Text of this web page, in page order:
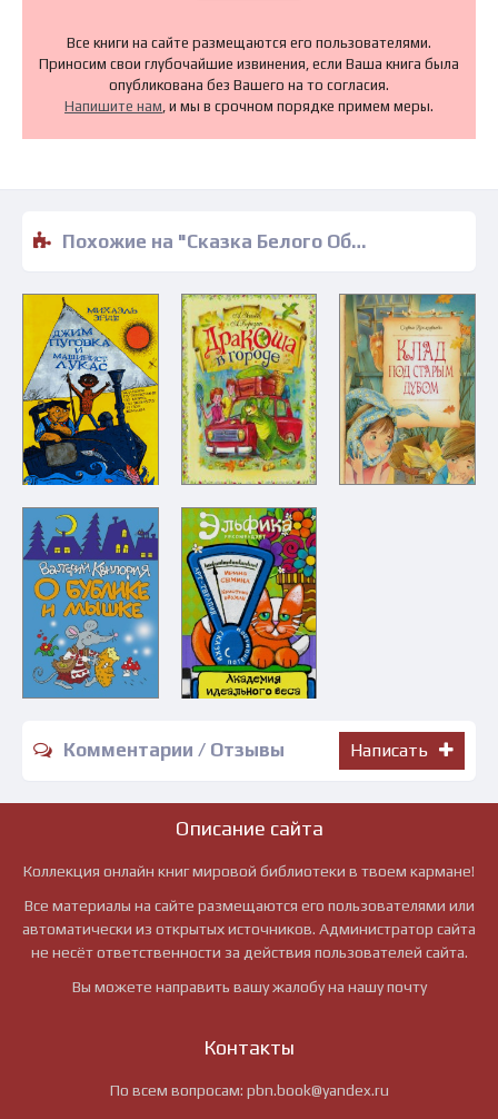
Все книги на сайте размещаются его пользователями.
Приносим свои глубочайшие извинения, если Ваша книга была
опубликована без Вашего на то согласия.
Напишите нам, и мы в срочном порядке примем меры.
Похожие на "Сказка Белого Облака - Людмила Романова" книги читать бесплатно полные версии
Комментарии / Отзывы Написать
Описание сайта
Коллекция онлайн книг мировой библиотеки в твоем кармане!
Все материалы на сайте размещаются его пользователями или
автоматически из открытых источников. Администратор сайта
не несёт ответственности за действия пользователей сайта.
Вы можете направить вашу жалобу на нашу почту
Контакты
По всем вопросам: pbn.book@yandex.ru